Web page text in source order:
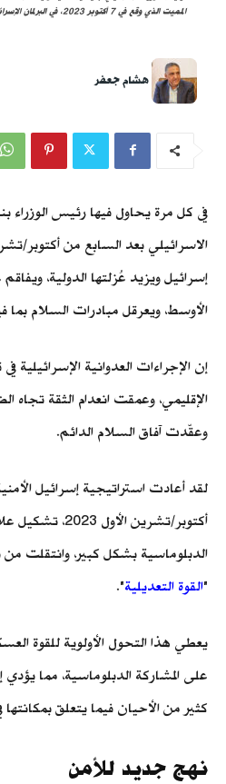
هشام جعفر
في كل مرة يحاول فيها رئيس الوزراء
الاسرائيلي بعد السابع من أكتوبر/
إسرائيل ويزيد عُزلتها الدولية،
الأوسط، ويعرقل مبادرات السلام بما
إن الإجراءات العدوانية الإسرائيلية
الإقليمي، وعمقت انعدام الثقة تجاه
وعقّدت آفاق السلام الدائم.
أكتوبر/تشرين
الدبلوماسية بشكل كبير، وانتقلت من
"القوة التعديلية".
يعطي هذا التحول الأولوية للقوة
على المشاركة الدبلوماسية، مما يؤدي
كثير من الأحيان فيما يتعلق بمكانتها
نهج جديد للأمن